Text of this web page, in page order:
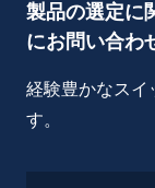
製品の選定に
にお問い合わ
経験豊かなスイ
す。